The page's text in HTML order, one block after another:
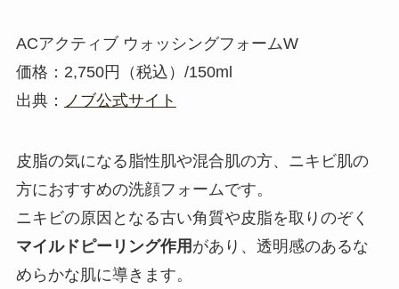
ACアクティブ ウォッシングフォームW
価格：2,750円（税込）/150ml
出典： ノブ公式サイト
皮脂の気になる脂性肌や混合肌の方、ニキビ肌の
方におすすめの洗顔フォームです。
ニキビの原因となる古い角質や皮脂を取りのぞく
マイルドピーリング作用 があり、透明感のあるな
めらかな肌に導きます。